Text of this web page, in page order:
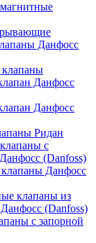
Данфосс
Данфосс
Данфосс
Ридан
с
(Danfoss)
Данфосс
клапаны из
(Danfoss)
с запорной